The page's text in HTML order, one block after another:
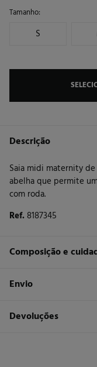
Tamanho:
S
Descrição
Saia midi maternity
abelha que permite
com roda.
Ref. 8187345
Composição e
Composição
Cuidados
Envio
STANDARD
Devoluções